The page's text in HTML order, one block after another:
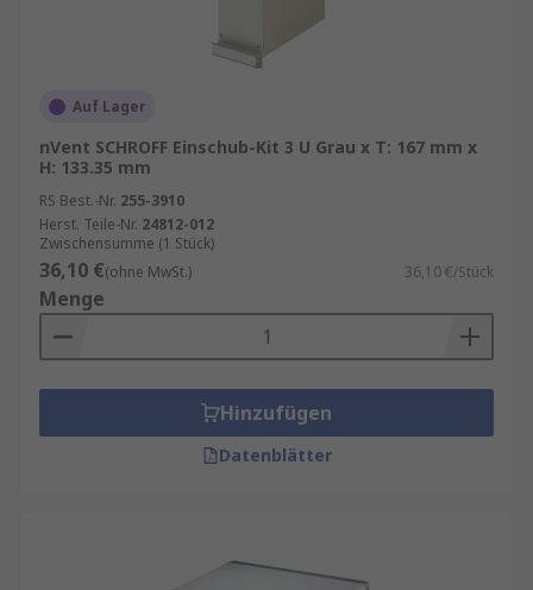
Auf Lager
nVent SCHROFF Einschub-Kit 3 U Grau x T: 167 mm x
H: 133.35 mm
RS Best.-Nr. 255-3910
Herst. Teile-Nr. 24812-012
Zwischensumme (1 Stück)
36,10 €(ohne MwSt.) 36,10 €/Stück
Menge
Hinzufügen
Datenblätter